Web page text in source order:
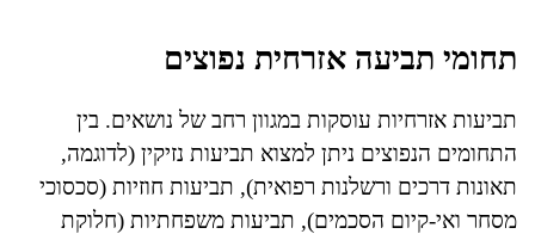
תחומי תביעה אזרחית נפוצים
תביעות אזרחיות עוסקות במגוון רחב של נושאים. בין
התחומים הנפוצים ניתן למצוא תביעות נזיקין (לדוגמה,
תאונות דרכים ורשלנות רפואית), תביעות חוזיות (סכסוכי
מסחר ואי-קיום הסכמים), תביעות משפחתיות (חלוקת